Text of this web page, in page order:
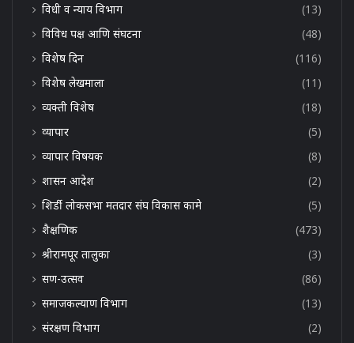
विधी व न्याय विभाग
(13)
विविध पक्ष आणि संघटना
(48)
विशेष दिन
(116)
विशेष लेखमाला
(11)
व्यक्ती विशेष
(18)
व्यापार
(5)
व्यापार विषयक
(8)
शासन आदेश
(2)
शिर्डी लोकसभा मतदार संघ विकास कामे
(5)
शैक्षणिक
(473)
श्रीरामपूर तालुका
(3)
सण-उत्सव
(86)
समाजकल्याण विभाग
(13)
संरक्षण विभाग
(2)